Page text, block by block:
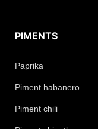
PIMENTS
Paprika
Piment habanero
Piment chili